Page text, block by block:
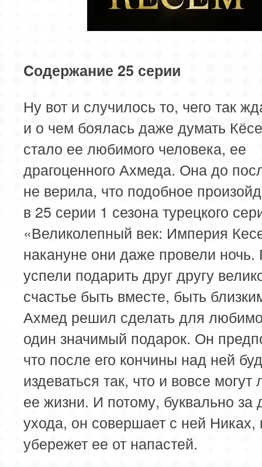
Cодержание 25 серии
Ну вот и случилось то, чего так
и о чем боялась даже думать
стало ее любимого человека, ее
драгоценного Ахмеда. Она до
не верила, что подобное
в 25 серии 1 сезона турецкого
«Великолепный век: Империя
накануне они даже провели ночь.
успели подарить друг другу
счастье быть вместе, быть
Ахмед решил сделать для
один значимый подарок. Он
что после его кончины над ней
издеваться так, что и вовсе могут
ее жизни. И потому, буквально за
ухода, он совершает с ней Никах,
убережет ее от напастей.